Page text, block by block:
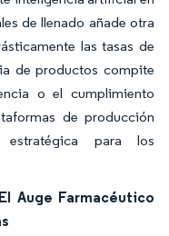
de llenado añade otra
las tasas de
de productos compite
o el cumplimiento
de producción
para los
Auge Farmacéutico